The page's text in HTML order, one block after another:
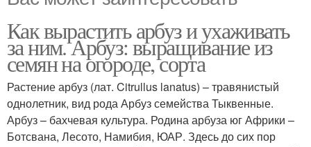
Как вырастить арбуз и ухаживать
за ним. Арбуз: выращивание из
семян на огороде, сорта
Растение арбуз (лат. Citrullus lanatus) – травянистый
однолетник, вид рода Арбуз семейства Тыквенные.
Арбуз – бахчевая культура. Родина арбуза юг Африки –
Ботсвана, Лесото, Намибия, ЮАР. Здесь до сих пор